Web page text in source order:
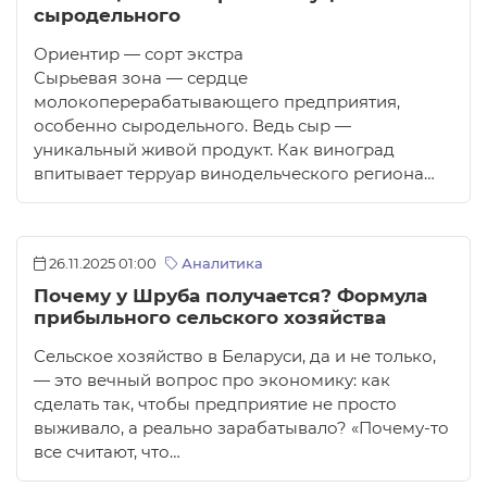
сыродельного
Ориентир — сорт экстра
Сырьевая зона — сердце
молокоперерабатывающего предприятия,
особенно сыродельного. Ведь сыр —
уникальный живой продукт. Как виноград
впитывает терруар винодельческого региона…
26.11.2025 01:00 Аналитика
Почему у Шруба получается? Формула
прибыльного сельского хозяйства
Сельское хозяйство в Беларуси, да и не только,
— это вечный вопрос про экономику: как
сделать так, чтобы предприятие не просто
выживало, а реально зарабатывало? «Почему-то
все считают, что…